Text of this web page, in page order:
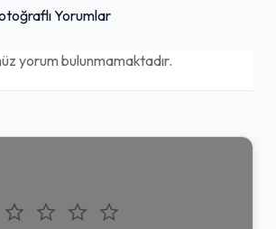
Yorumlar
yorum bulunmamaktadır.